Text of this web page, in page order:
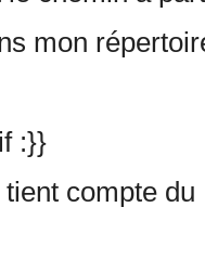
mon
:}}
compte